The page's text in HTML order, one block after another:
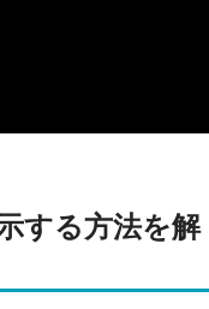
する方法を解